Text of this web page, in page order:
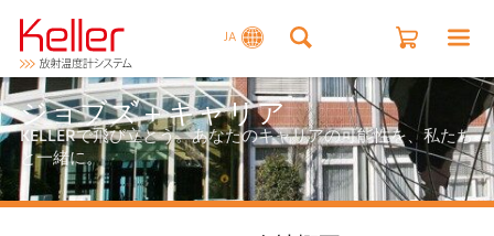
JA
ジョブズ＋キャリア
KELLERで飛び立とう。あなたのキャリアの可能性を、私たち
と一緒に。